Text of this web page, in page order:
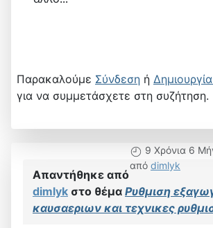
Παρακαλούμε Σύνδεση ή
για να συμμετάσχετε στη συζήτηση.
9 Χρόνια 6
από dimlyk
Απαντήθηκε από
dimlyk στο θέμα Ρυθμιση
καυσαεριων και τεχνικες